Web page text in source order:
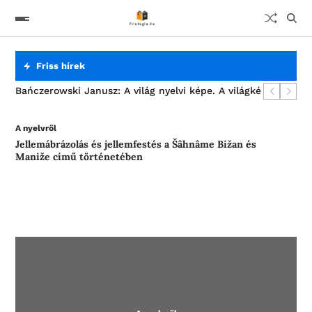
Friss hírek
Jellemábrázolás és jellemfestés a Šâhnâme Bižan és
Bańczerowski Janusz: A világ nyelvi képe. A világkép mint a
Mi is az a filológia?
A szanszkrit nyelv rejtelmei
A nyelvről
Jellemábrázolás és jellemfestés a Šâhnâme Bižan és
Maniže című történetében